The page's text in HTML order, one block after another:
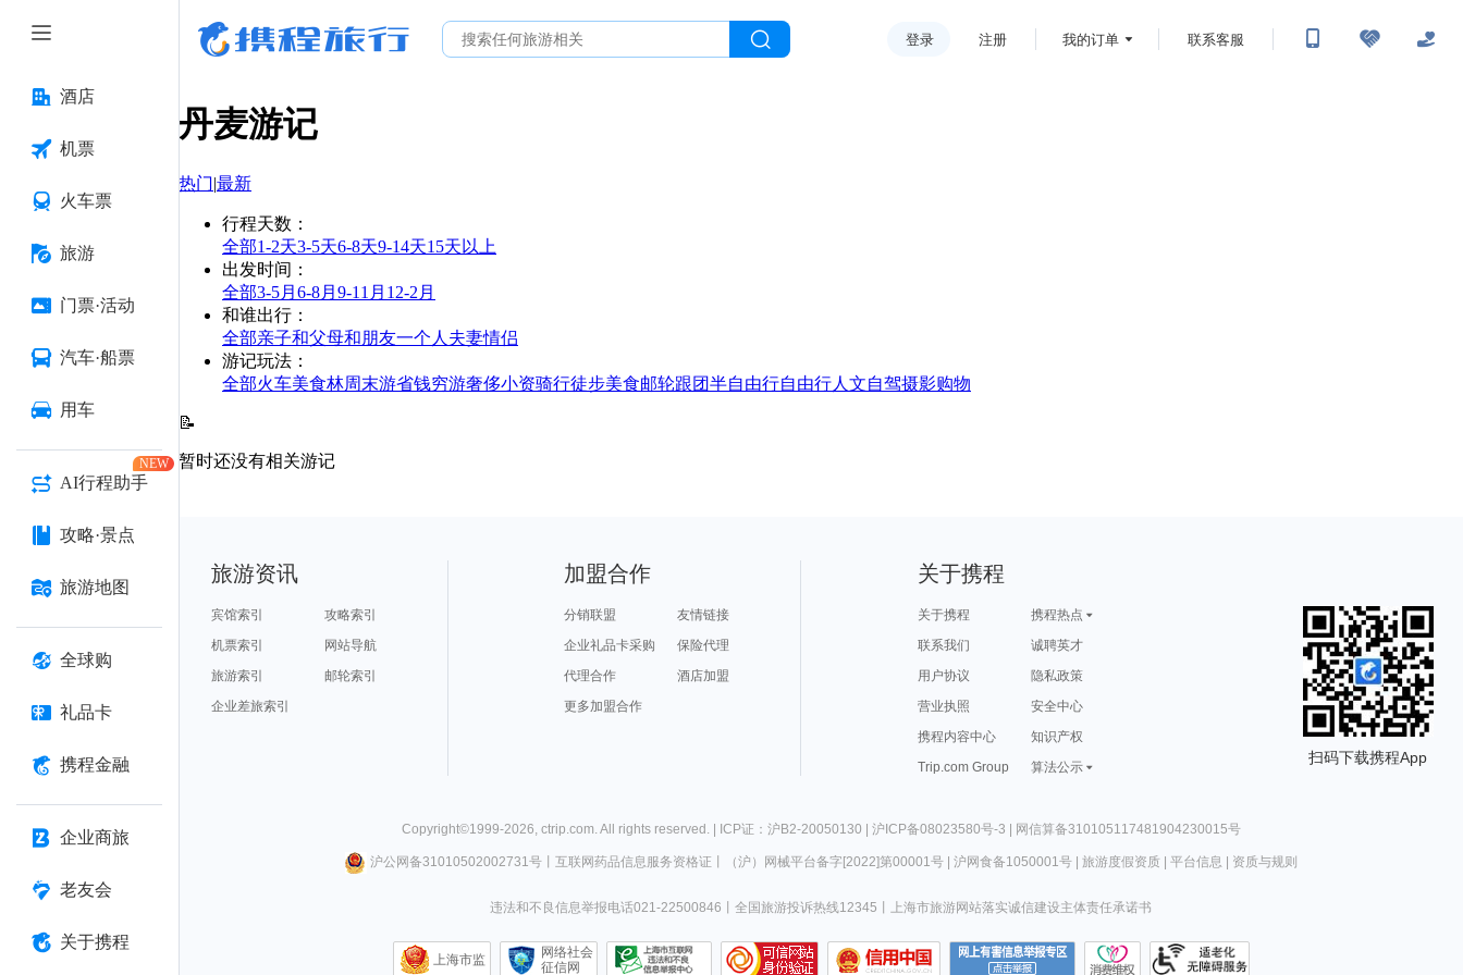
酒店
机票
火车票
旅游
门票·活动
汽车·船票
用车
AI行程助手
NEW
攻略·景点
旅游地图
全球购
礼品卡
携程金融
企业商旅
老友会
关于携程
登录 注册 我的订单 联系客服
丹麦游记
热门|最新
行程天数 ：
全部1-2天3-5天6-8天9-14天15天以上
出发时间 ：
全部3-5月 6-8月 9-11月 12-2月
和谁出行 ：
全部亲子和父母和朋友一个人 夫妻情侣
游记玩法 ：
全部火车美食林周末游省钱穷游奢侈小资骑行徒步美食邮轮跟团半自由行自由行人文自驾摄影购物
📝
暂时还没有相关游记
旅游资讯
宾馆索引
攻略索引
机票索引
网站导航
旅游索引
邮轮索引
企业差旅索引
加盟合作
分销联盟
友情链接
企业礼品卡采购
保险代理
代理合作
酒店加盟
更多加盟合作
关于携程
关于携程
携程热点
联系我们
诚聘英才
用户协议
隐私政策
营业执照
安全中心
携程内容中心
知识产权
Trip.com Group
算法公示
扫码下载携程App
Copyright©1999-2026, ctrip.com. All rights reserved. | ICP证：沪B2-20050130 | 沪ICP备08023580号-3 | 网信算备310105117481904230015号
沪公网备31010502002731号丨 互联网药品信息服务资格证 （沪）网械平台备字[2022]第00001号| 沪网食备1050001号| 旅游度假资质| 平台信息 资质与规则
违法和不良信息举报电话021-22500846 全国旅游投诉热线12345 上海市旅游网站落实诚信建设主体责任承诺书
上海市监
网络社会
征信网